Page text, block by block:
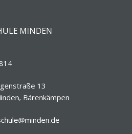
MINDEN
13
Bärenkämpen